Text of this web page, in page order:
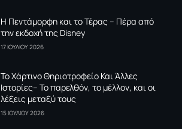
Η Πεντάμορφη και το Τέρας – Πέρα από
την εκδοχή της Disney
17 ΙΟΥΛΙΟΥ 2026
To Xάρτινο Θηριοτροφείο Και Άλλες
Ιστορίες– Το παρελθόν, το μέλλον, και οι
λέξεις μεταξύ τους
15 ΙΟΥΛΙΟΥ 2026